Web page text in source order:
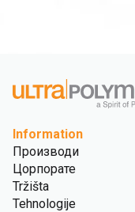
Information
Производи
Цорпорате
Tržišta
Tehnologije